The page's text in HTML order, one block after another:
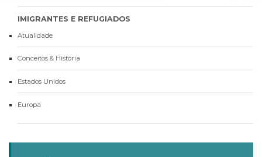
IMIGRANTES E REFUGIADOS
Atualidade
Conceitos & História
Estados Unidos
Europa